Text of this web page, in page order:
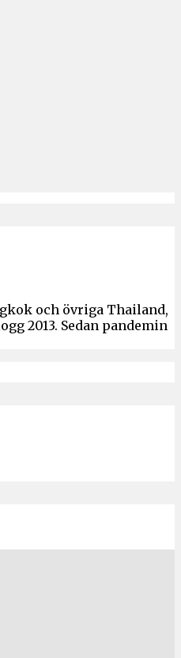
och övriga Thailand,
2013. Sedan pandemin